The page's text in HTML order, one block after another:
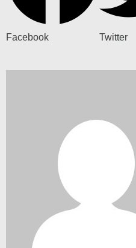
Facebook
Twitter